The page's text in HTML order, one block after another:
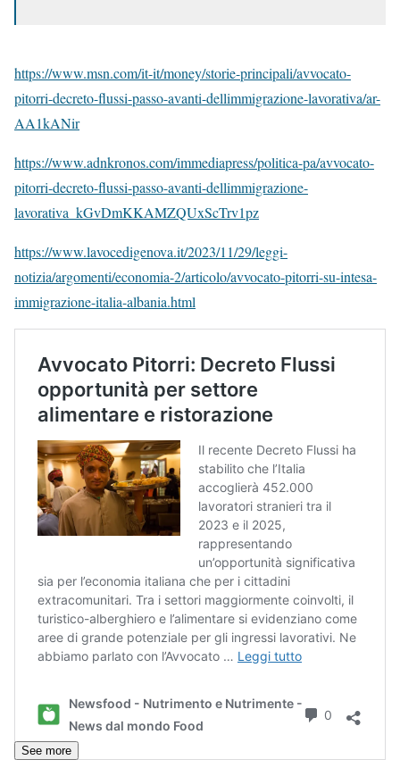
https://www.msn.com/it-it/money/storie-principali/avvocato-
pitorri-decreto-flussi-passo-avanti-dellimmigrazione-lavorativa/ar-
AA1kANir
https://www.adnkronos.com/immediapress/politica-pa/avvocato-
pitorri-decreto-flussi-passo-avanti-dellimmigrazione-
lavorativa_kGvDmKKAMZQUxScTrv1pz
https://www.lavocedigenova.it/2023/11/29/leggi-
notizia/argomenti/economia-2/articolo/avvocato-pitorri-su-intesa-
immigrazione-italia-albania.html
See more